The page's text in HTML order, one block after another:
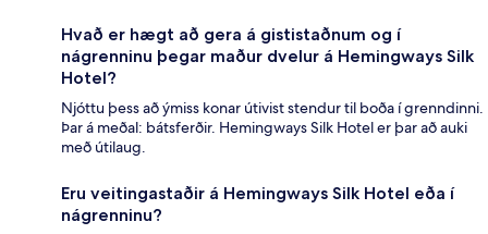
Hvað er hægt að gera á gististaðnum og í
nágrenninu þegar maður dvelur á Hemingways Silk
Hotel?
Njóttu þess að ýmiss konar útivist stendur til boða í grenndinni.
Þar á meðal: bátsferðir. Hemingways Silk Hotel er þar að auki
með útilaug.
Eru veitingastaðir á Hemingways Silk Hotel eða í
nágrenninu?